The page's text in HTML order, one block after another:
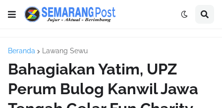
Beranda Lawang Sewu
Bahagiakan Yatim, UPZ
Perum Bulog Kanwil Jawa